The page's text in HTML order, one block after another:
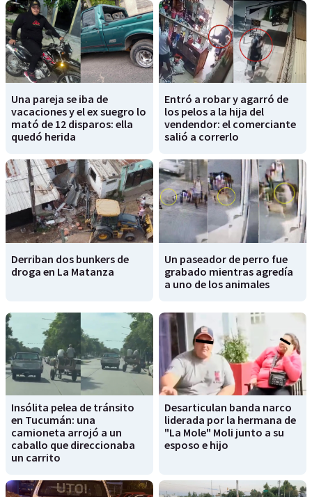
Una pareja se iba de
vacaciones y el ex suegro lo
mató de 12 disparos: ella
quedó herida
Entró a robar y agarró de
los pelos a la hija del
vendendor: el comerciante
salió a correrlo
Derriban dos bunkers de
droga en La Matanza
Un paseador de perro fue
grabado mientras agredía
a uno de los animales
Insólita pelea de tránsito
en Tucumán: una
camioneta arrojó a un
caballo que direccionaba
un carrito
Desarticulan banda narco
liderada por la hermana de
"La Mole" Moli junto a su
esposo e hijo